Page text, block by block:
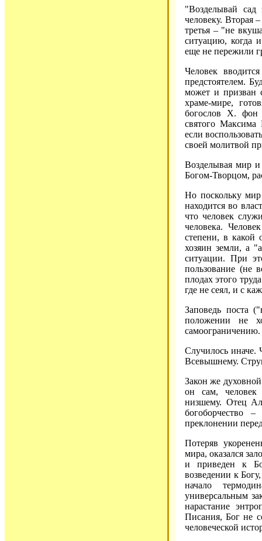
"Возделывай сад
человеку. Вторая
третья – "не
ситуацию, когда
еще не пережили
Человек
предстоятелем.
может и призван
храме-мире,
богослов X. фон
святого Максима
если
своей молитвой
Возделывая мир и
Богом-Творцом,
Но поскольку
находится во
что человек
человека.
степени, в
хозяин земли, а
ситуации. При
пользование (не
плодах этого
где не сеял, и с
Заповедь поста
положении не
самоограничению.
Случилось иначе.
Всевышнему.
Закон же
он сам, человек
низшему. Отец
богоборчество
преклонении
Потеряв
мира, оказался
и приведен к
возведении к
начало
универсальным
нарастание
Писания, Бог не
человеческой